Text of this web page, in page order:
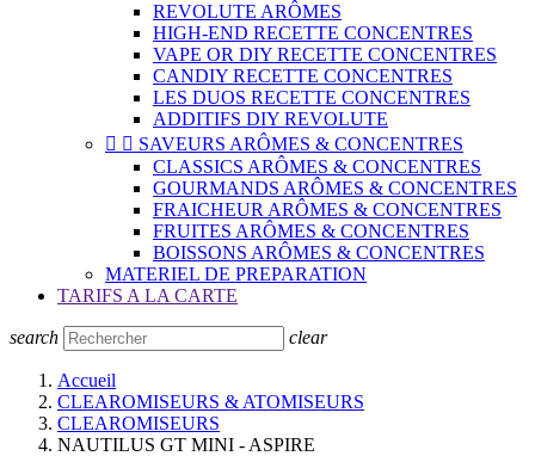
REVOLUTE ARÔMES
HIGH-END RECETTE CONCENTRES
VAPE OR DIY RECETTE CONCENTRES
CANDIY RECETTE CONCENTRES
LES DUOS RECETTE CONCENTRES
ADDITIFS DIY REVOLUTE
  SAVEURS ARÔMES & CONCENTRES
CLASSICS ARÔMES & CONCENTRES
GOURMANDS ARÔMES & CONCENTRES
FRAICHEUR ARÔMES & CONCENTRES
FRUITES ARÔMES & CONCENTRES
BOISSONS ARÔMES & CONCENTRES
MATERIEL DE PREPARATION
TARIFS A LA CARTE
search clear
Accueil
CLEAROMISEURS & ATOMISEURS
CLEAROMISEURS
NAUTILUS GT MINI - ASPIRE